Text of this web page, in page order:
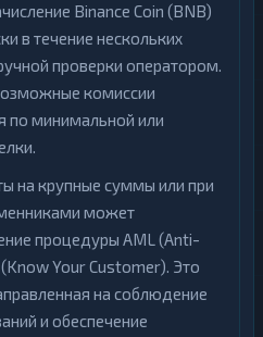
Binance Coin (BNB)
в течение нескольких
проверки оператором.
комиссии
по минимальной или
на крупные суммы или при
может
процедуры AML (Anti-
Your Customer). Это
на соблюдение
и обеспечение